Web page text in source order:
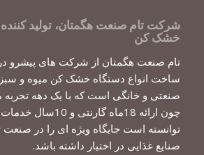
شرکت تام صنعت هگمتان، تولید کننده
خشک کن
تام صنعت هگمتان از شرکت های پیشرو در
ساخت انواع دستگاه خشک کن میوه و
صنعتی و خانگی است که با یک دهه
چون ارائه 18ماه
توانسته است جایگاه ویژه ای را در صنعت
صنایع غذایی در اختیار داشته باشد.